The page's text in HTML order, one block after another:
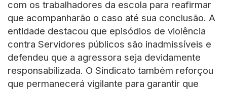
com os trabalhadores da escola para reafirmar
que acompanharão o caso até sua conclusão. A
entidade destacou que episódios de violência
contra Servidores públicos são inadmissíveis e
defendeu que a agressora seja devidamente
responsabilizada. O Sindicato também reforçou
que permanecerá vigilante para garantir que